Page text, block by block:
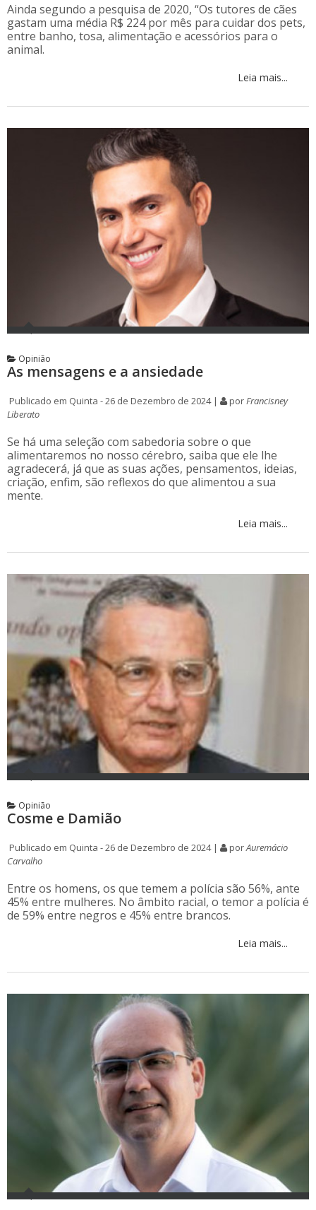
Ainda segundo a pesquisa de 2020, “Os tutores de cães
gastam uma média R$ 224 por mês para cuidar dos pets,
entre banho, tosa, alimentação e acessórios para o
animal.
Leia mais...
Opinião
As mensagens e a ansiedade
Publicado em Quinta - 26 de Dezembro de 2024 | porFrancisney
Liberato
Se há uma seleção com sabedoria sobre o que
alimentaremos no nosso cérebro, saiba que ele lhe
agradecerá, já que as suas ações, pensamentos, ideias,
criação, enfim, são reflexos do que alimentou a sua
mente.
Leia mais...
Opinião
Cosme e Damião
Publicado em Quinta - 26 de Dezembro de 2024 | porAuremácio
Carvalho
Entre os homens, os que temem a polícia são 56%, ante
45% entre mulheres. No âmbito racial, o temor a polícia é
de 59% entre negros e 45% entre brancos.
Leia mais...